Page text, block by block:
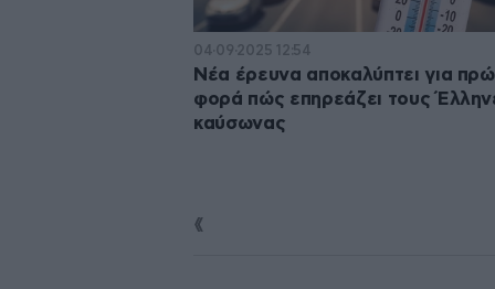
04·09·2025 12:54
Νέα έρευνα αποκαλύπτει για
φορά πώς επηρεάζει τους
καύσωνας